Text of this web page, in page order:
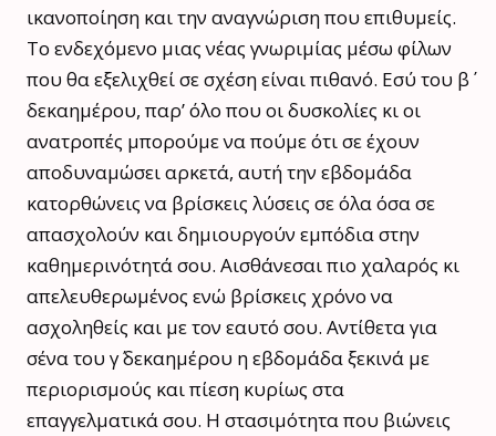
ικανοποίηση και την αναγνώριση που επιθυμείς.
Το ενδεχόμενο μιας νέας γνωριμίας μέσω φίλων
που θα εξελιχθεί σε σχέση είναι πιθανό. Εσύ του β΄
δεκαημέρου, παρ’ όλο που οι δυσκολίες κι οι
ανατροπές μπορούμε να πούμε ότι σε έχουν
αποδυναμώσει αρκετά, αυτή την εβδομάδα
κατορθώνεις να βρίσκεις λύσεις σε όλα όσα σε
απασχολούν και δημιουργούν εμπόδια στην
καθημερινότητά σου. Αισθάνεσαι πιο χαλαρός κι
απελευθερωμένος ενώ βρίσκεις χρόνο να
ασχοληθείς και με τον εαυτό σου. Αντίθετα για
σένα του γ΄ δεκαημέρου η εβδομάδα ξεκινά με
περιορισμούς και πίεση κυρίως στα
επαγγελματικά σου. Η στασιμότητα που βιώνεις